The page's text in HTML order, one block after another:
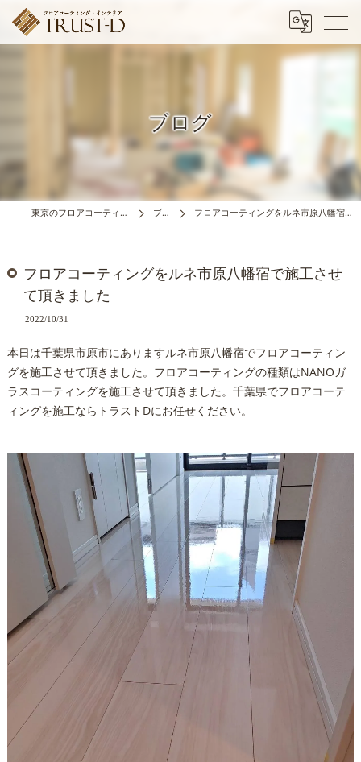
ブログ
東京のフロアコーティングはTRUST-D ブログ フロアコーティングをルネ市原八幡宿で施工させて頂きました
フロアコーティングをルネ市原八幡宿で施工させ
て頂きました
2022/10/31
本日は千葉県市原市にありますルネ市原八幡宿でフロアコーティン
グを施工させて頂きました。フロアコーティングの種類はNANOガ
ラスコーティングを施工させて頂きました。千葉県でフロアコーテ
ィングを施工ならトラストDにお任せください。